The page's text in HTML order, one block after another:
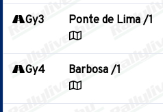
Gy3 Ponte de Lima /1
Gy4 Barbosa /1